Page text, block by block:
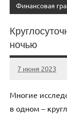
Финансовая
ночью
7 июня 2023
scuralets_ru
Нет
Многие
в одном –